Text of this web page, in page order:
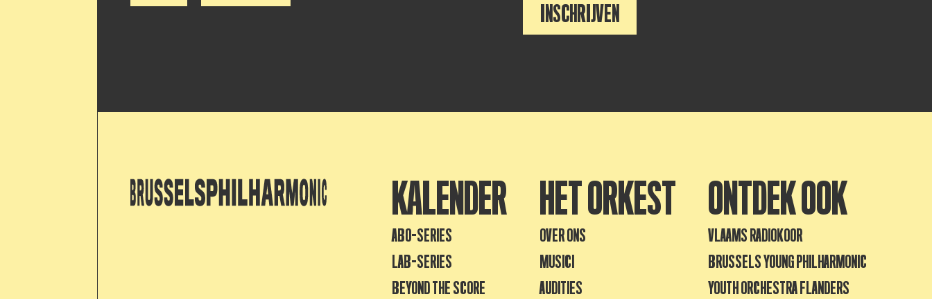
INSCHRIJVEN
KALENDER
ABO-SERIES
LAB-SERIES
BEYOND THE SCORE
HET ORKEST
OVER ONS
MUSICI
AUDITIES
ONTDEK OOK
VLAAMS RADIOKOOR
BRUSSELS YOUNG PHILHARMONIC
YOUTH ORCHESTRA FLANDERS